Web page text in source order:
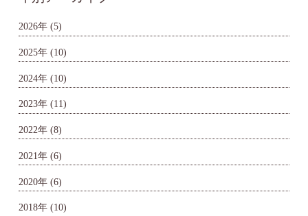
2026年 (5)
2025年 (10)
2024年 (10)
2023年 (11)
2022年 (8)
2021年 (6)
2020年 (6)
2018年 (10)